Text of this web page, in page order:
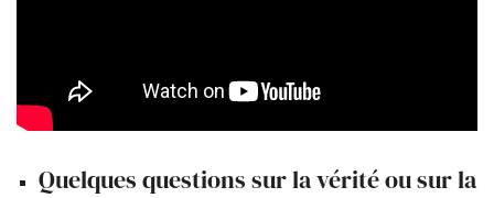
Quelques questions sur la vérité ou sur la